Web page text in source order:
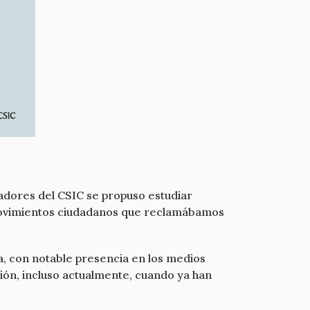
del CSIC se propuso estudiar
ciudadanos que reclamábamos
con notable presencia en los medios
incluso actualmente, cuando ya han